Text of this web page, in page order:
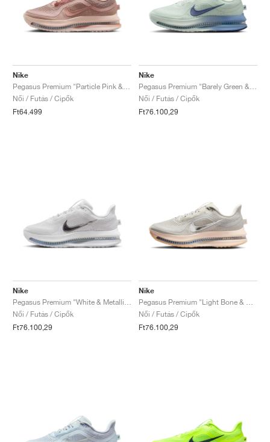
Nike
Női / Futás / Cipők
Ft64.499
Nike
Női / Futás / Cipők
Ft76.100,29
Nike
Női / Futás / Cipők
Ft76.100,29
Nike
Női / Futás / Cipők
Ft76.100,29